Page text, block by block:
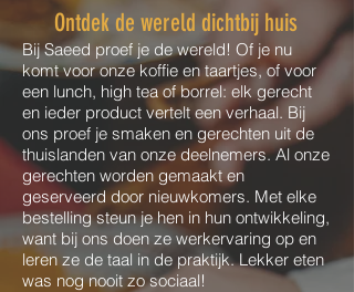
Ontdek de wereld dichtbij huis
Bij Saeed proef je de wereld! Of je nu
komt voor onze koffie en taartjes, of voor
een lunch, high tea of borrel: elk gerecht
en ieder product vertelt een verhaal. Bij
ons proef je smaken en gerechten uit de
thuislanden van onze deelnemers. Al onze
gerechten worden gemaakt en
geserveerd door nieuwkomers. Met elke
bestelling steun je hen in hun ontwikkeling,
want bij ons doen ze werkervaring op en
leren ze de taal in de praktijk. Lekker eten
was nog nooit zo sociaal!